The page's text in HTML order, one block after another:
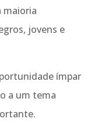
maioria
jovens e
ímpar
a um tema